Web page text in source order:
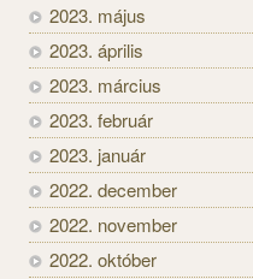
2023. május
2023. április
2023. március
2023. február
2023. január
2022. december
2022. november
2022. október